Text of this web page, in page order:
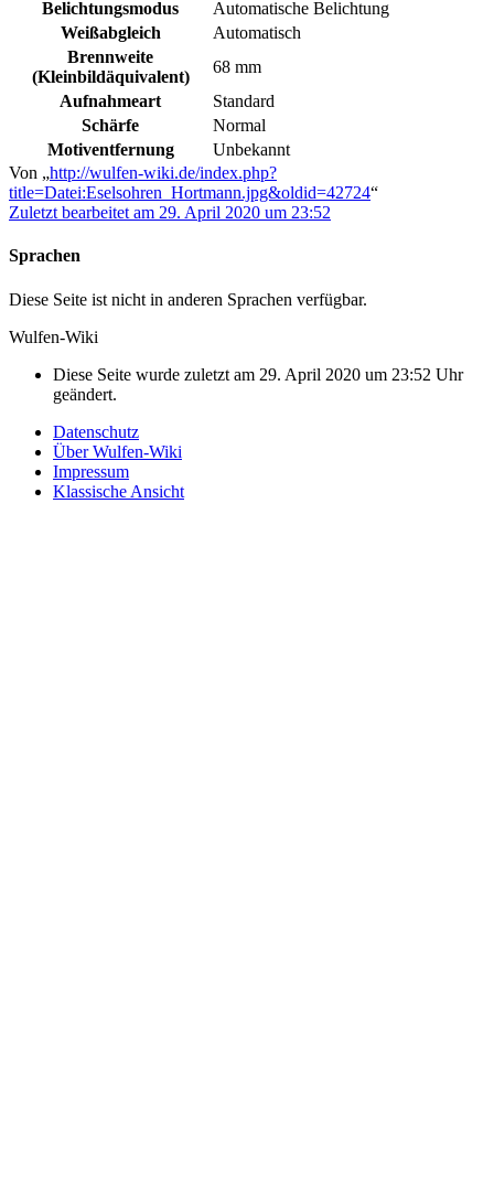
Belichtungsmodus
Automatische Belichtung
Weißabgleich
Automatisch
Brennweite
(Kleinbildäquivalent)
68 mm
Aufnahmeart
Standard
Schärfe
Normal
Motiventfernung
Unbekannt
Von „http://wulfen-wiki.de/index.php?
title=Datei:Eselsohren_Hortmann.jpg&oldid=42724“
Zuletzt bearbeitet am 29. April 2020 um 23:52
Sprachen
Diese Seite ist nicht in anderen Sprachen verfügbar.
Wulfen-Wiki
Diese Seite wurde zuletzt am 29. April 2020 um 23:52 Uhr
geändert.
Datenschutz
Über Wulfen-Wiki
Impressum
Klassische Ansicht